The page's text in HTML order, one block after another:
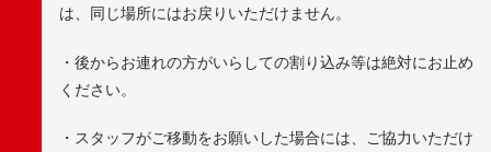
は、同じ場所にはお戻りいただけません。
・後からお連れの方がいらしての割り込み等は絶対にお止め
ください。
・スタッフがご移動をお願いした場合には、ご協力いただけ